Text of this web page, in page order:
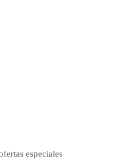
especiales